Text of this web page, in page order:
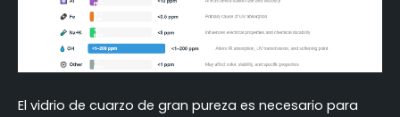
El vidrio de cuarzo de gran pureza es necesario para